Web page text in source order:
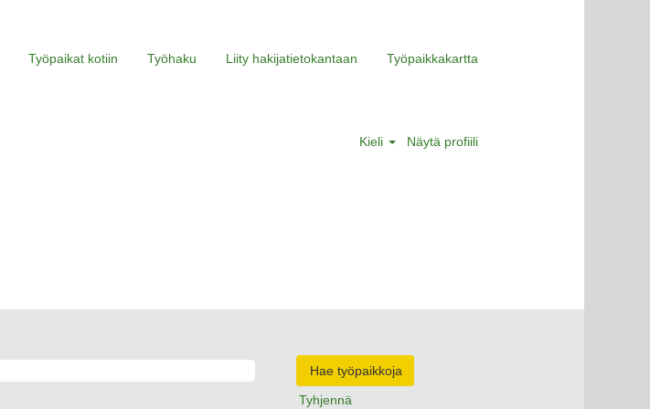
Työpaikat kotiin Työhaku Liity hakijatietokantaan Työpaikkakartta
Kieli Näytä profiili
Tyhjennä